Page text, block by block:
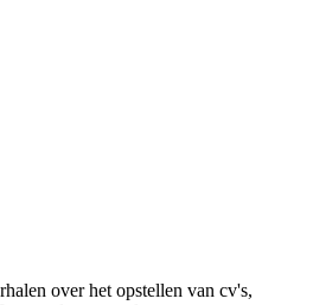
over het opstellen van cv's,